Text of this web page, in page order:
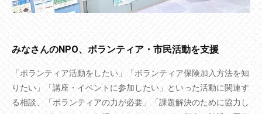
みなさんのNPO、ボランティア・市民活動を支援
「ボランティア活動をしたい」「ボランティア保険加入方法を知
りたい」「講座・イベントに参加したい」といった活動に関連す
る相談、「ボランティアの力が必要」「課題解決のために協力し